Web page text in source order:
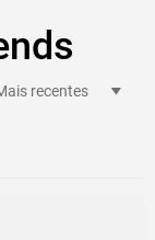
recentes